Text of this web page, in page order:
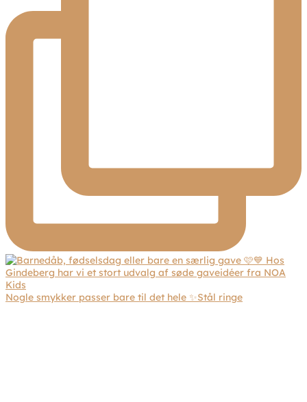
Nogle smykker passer bare til det hele ✨Stål ringe